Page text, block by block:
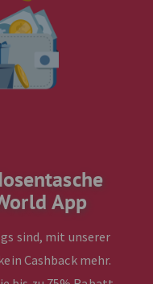
App
sind, mit unserer
Cashback mehr.